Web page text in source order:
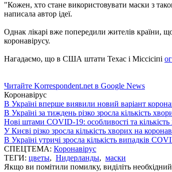
"Кожен, хто стане використовувати маски з
написала автор ідеї.
Однак лікарі вже попередили жителів країни,
коронавірусу.
Нагадаємо, що в США штати Техас і Міссісіпі
Читайте Korrespondent.net в Google News
Коронавірус
В Україні вперше виявили новий варіант
В Україні за тиждень різко зросла кількість
Нові штами COVID-19: особливості та кількість
У Києві різко зросла кількість хворих на
В Україні утричі зросла кількість випадків
СПЕЦТЕМА: Коронавірус
ТЕГИ: цветы, Нидерланды, маски
Якщо ви помітили помилку, виділіть